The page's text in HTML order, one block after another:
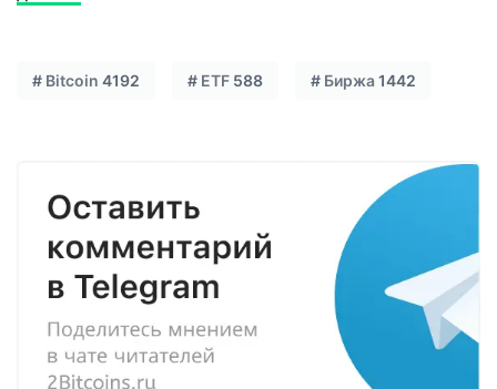
# Bitcoin 4192 # ETF 588 # Биржа 1442